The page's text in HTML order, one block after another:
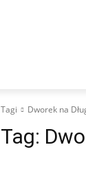
Tagi Dworek na
Tag: